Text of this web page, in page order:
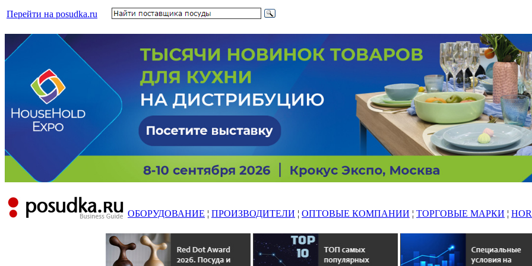
Перейти на posudka.ru
ОБОРУДОВАНИЕ ¦ ПРОИЗВОДИТЕЛИ ¦ ОПТОВЫЕ КОМПАНИИ ¦ ТОРГОВЫЕ МАРКИ ¦